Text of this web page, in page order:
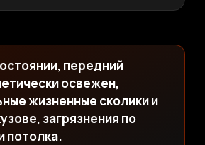
передний
освежен,
жизненные сколики и
загрязнения по
потолка.